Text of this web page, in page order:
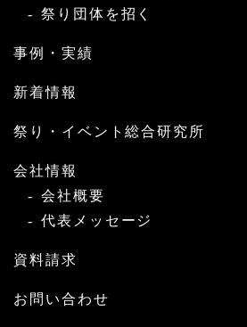
祭り団体を招く
事例・実績
新着情報
祭り・イベント総合研究所
会社情報
会社概要
代表メッセージ
資料請求
お問い合わせ